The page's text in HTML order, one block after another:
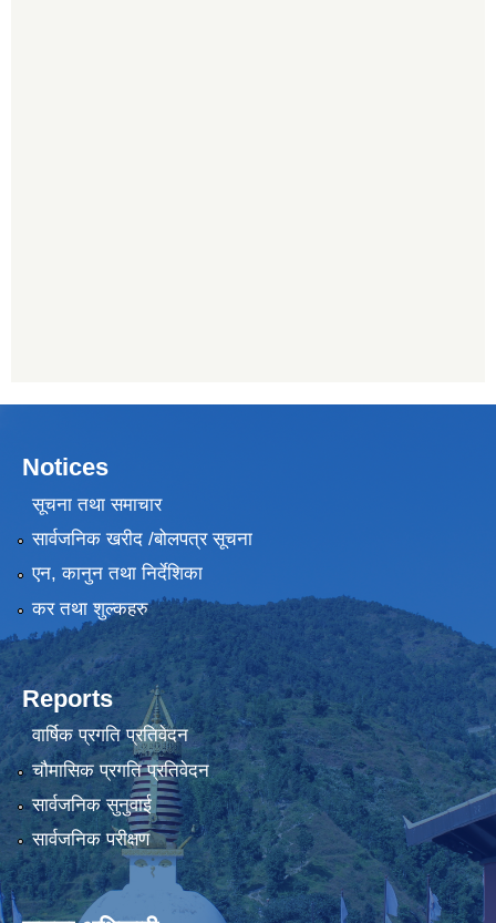
Notices
सूचना तथा समाचार
सार्वजनिक खरीद /बोलपत्र सूचना
एन, कानुन तथा निर्देशिका
कर तथा शुल्कहरु
Reports
वार्षिक प्रगति प्रतिवेदन
चौमासिक प्रगति प्रतिवेदन
सार्वजनिक सुनुवाई
सार्वजनिक परीक्षण